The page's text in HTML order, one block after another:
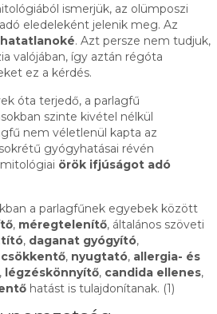
ismerjük, az olümposzi
eledeleként jelenik meg. Az
. Azt persze nem tudjuk,
valójában, így aztán régóta
ez a kérdés.
óta terjedő, a parlagfű
szinte kivétel nélkül
nem véletlenül kapta az
gyógyhatásai révén
örök ifjúságot adó
a parlagfűnek egyebek között
, méregtelenítő, általános szöveti
, daganat gyógyító,
, nyugtató, allergia- és
légzéskönnyítő, candida ellenes,
hatást is tulajdonítanak. (1)